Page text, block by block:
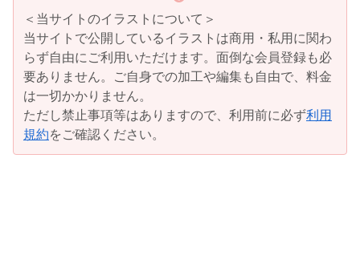
＜当サイトのイラストについて＞
当サイトで公開しているイラストは商用・私用に関わ
らず自由にご利用いただけます。面倒な会員登録も必
要ありません。ご自身での加工や編集も自由で、料金
は一切かかりません。
ただし禁止事項等はありますので、利用前に必ず利用
規約をご確認ください。